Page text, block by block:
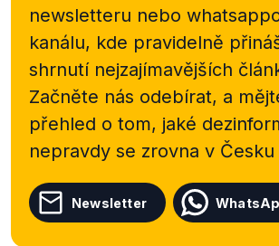
newsletteru nebo
kanálu, kde pravidelně
shrnutí nejzajímavějších
Začněte nás odebírat, a
přehled o tom, jaké
nepravdy se zrovna v
Newsletter